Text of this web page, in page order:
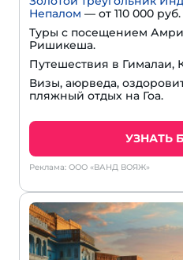
Непалом — от 110 000 руб.
Туры с посещением
Ришикеша.
Путешествия в Гималаи,
Визы, аюрведа,
пляжный отдых на Гоа.
УЗНАТЬ
Реклама: ООО «ВАНД ВОЯЖ»